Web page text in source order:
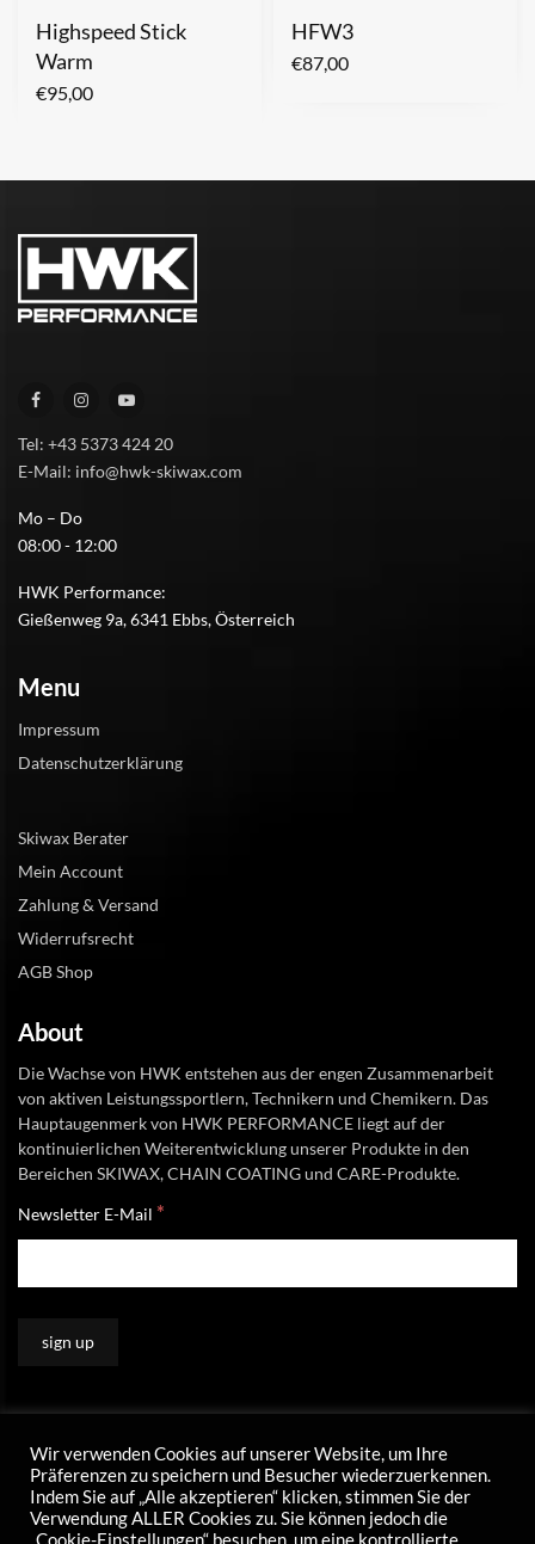
Highspeed Stick
Warm
€95,00
HFW3
€87,00
Tel: +43 5373 424 20
E-Mail: info@hwk-skiwax.com
Mo – Do
08:00 - 12:00
HWK Performance:
Gießenweg 9a, 6341 Ebbs, Österreich
Menu
Impressum
Datenschutzerklärung
Skiwax Berater
Mein Account
Zahlung & Versand
Widerrufsrecht
AGB Shop
About
Die Wachse von HWK entstehen aus der engen Zusammenarbeit
von aktiven Leistungssportlern, Technikern und Chemikern. Das
Hauptaugenmerk von HWK PERFORMANCE liegt auf der
kontinuierlichen Weiterentwicklung unserer Produkte in den
Bereichen SKIWAX, CHAIN COATING und CARE-Produkte.
Newsletter E-Mail *
Wir verwenden Cookies auf unserer Website, um Ihre
Präferenzen zu speichern und Besucher wiederzuerkennen.
Indem Sie auf „Alle akzeptieren“ klicken, stimmen Sie der
Verwendung ALLER Cookies zu. Sie können jedoch die
„Cookie-Einstellungen“ besuchen, um eine kontrollierte